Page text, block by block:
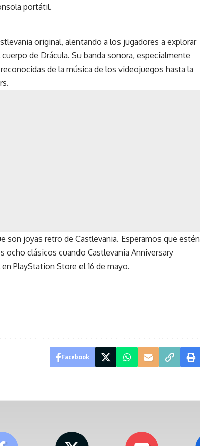
portátil.
original, alentando a los jugadores a explorar
de Drácula. Su banda sonora, especialmente
de la música de los videojuegos hasta la
son joyas retro de Castlevania. Esperamos que estén
clásicos cuando Castlevania Anniversary
PlayStation Store el 16 de mayo.
Facebook